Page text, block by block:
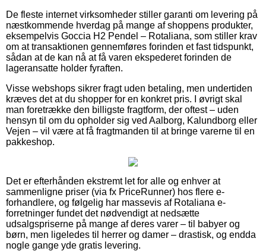
De fleste internet virksomheder stiller garanti om levering på
næstkommende hverdag på mange af shoppens produkter,
eksempelvis Goccia H2 Pendel – Rotaliana, som stiller krav
om at transaktionen gennemføres forinden et fast tidspunkt,
sådan at de kan nå at få varen ekspederet forinden de
lageransatte holder fyraften.
Visse webshops sikrer fragt uden betaling, men undertiden
kræves det at du shopper for en konkret pris. I øvrigt skal
man foretrække den billigste fragtform, der oftest – uden
hensyn til om du opholder sig ved Aalborg, Kalundborg eller
Vejen – vil være at få fragtmanden til at bringe varerne til en
pakkeshop.
Det er efterhånden ekstremt let for alle og enhver at
sammenligne priser (via fx PriceRunner) hos flere e-
forhandlere, og følgelig har massevis af Rotaliana e-
forretninger fundet det nødvendigt at nedsætte
udsalgspriserne på mange af deres varer – til babyer og
børn, men ligeledes til herrer og damer – drastisk, og endda
nogle gange yde gratis levering.